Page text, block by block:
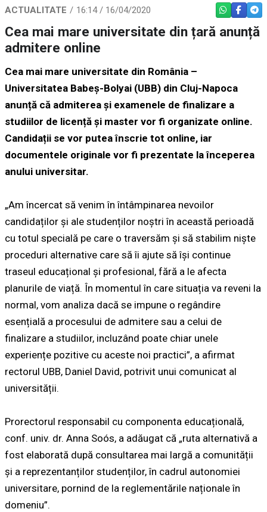
ACTUALITATE 16:14 / 16/04/2020 WHATSAPP
Cea mai mare universitate din țară anunță
admitere online
Cea mai mare universitate din România –
Universitatea Babeș-Bolyai (UBB) din Cluj-Napoca
anunță că admiterea şi examenele de finalizare a
studiilor de licență și master vor fi organizate online.
Candidații se vor putea înscrie tot online, iar
documentele originale vor fi prezentate la începerea
anului universitar.
„Am încercat să venim în întâmpinarea nevoilor
candidaților și ale studenților noștri în această perioadă
cu totul specială pe care o traversăm și să stabilim niște
proceduri alternative care să îi ajute să își continue
traseul educațional și profesional, fără a le afecta
planurile de viață. În momentul în care situația va reveni la
normal, vom analiza dacă se impune o regândire
esențială a procesului de admitere sau a celui de
finalizare a studiilor, incluzând poate chiar unele
experiențe pozitive cu aceste noi practici”, a afirmat
rectorul UBB, Daniel David, potrivit unui comunicat al
universității.
Prorectorul responsabil cu componenta educațională,
conf. univ. dr. Anna Soós, a adăugat că „ruta alternativă a
fost elaborată după consultarea mai largă a comunității
și a reprezentanților studenților, în cadrul autonomiei
universitare, pornind de la reglementările naționale în
domeniu”.